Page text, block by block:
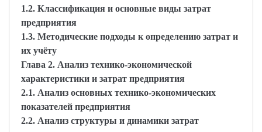
1.2. Классификация и основные виды затрат
предприятия
1.3. Методические подходы к определению затрат и
их учёту
Глава 2. Анализ технико-экономической
характеристики и затрат предприятия
2.1. Анализ основных технико-экономических
показателей предприятия
2.2. Анализ структуры и динамики затрат